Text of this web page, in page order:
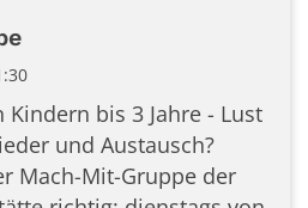
bis 3 Jahre - Lust
und Austausch?
Mach-Mit-Gruppe der